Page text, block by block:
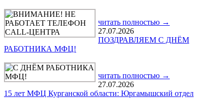
читать полностью →
27.07.2026
ПОЗДРАВЛЯЕМ С ДНЁМ
РАБОТНИКА МФЦ!
читать полностью →
27.07.2026
15 лет МФЦ Курганской области: Юргамышский отдел